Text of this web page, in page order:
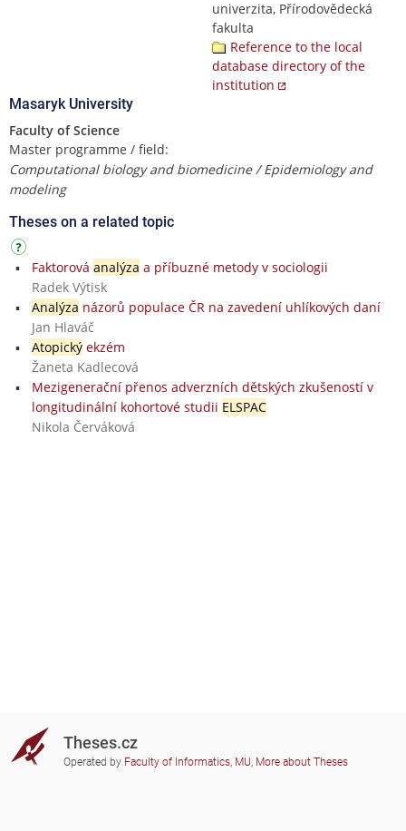
univerzita, Přírodovědecká
fakulta
Reference to the local
database directory of the
institution
Masaryk University
Faculty of Science
Master programme / field:
Computational biology and biomedicine / Epidemiology and
modeling
Theses on a related topic
Faktorová analýza a příbuzné metody v sociologii
Radek Výtisk
Analýza názorů populace ČR na zavedení uhlíkových daní
Jan Hlaváč
Atopickýekzém
Žaneta Kadlecová
Mezigenerační přenos adverzních dětských zkušeností v
longitudinální kohortové studii ELSPAC
Nikola Červáková
Theses.cz
Operated by Faculty of Informatics, MU, More about Theses